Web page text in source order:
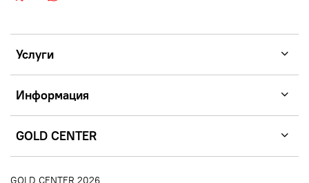
Услуги
Информация
GOLD CENTER
GOLD CENTER 2026